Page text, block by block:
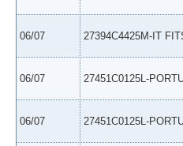
06/07 27394C4425M-IT
06/07 27451C0125L-
06/07 27451C0125L-